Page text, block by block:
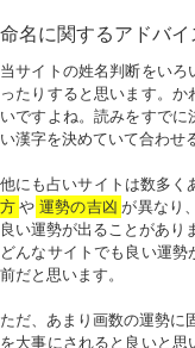
命名に関するアドバイ
当サイトの姓名判断をい
ったりすると思います。
いですよね。読みをすで
い漢字を決めていて合わせ
他にも占いサイトは数多く
方 や 運勢の吉凶 が異なり
良い運勢が出ることがあり
どんなサイトでも良い運
前だと思います。
ただ、あまり画数の運勢に
を大事にされると良いと